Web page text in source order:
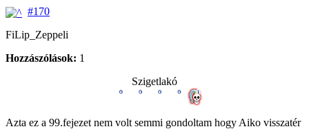
#170
FiLip_Zeppeli
Hozzászólások: 1
Szigetlakó
Azta ez a 99.fejezet nem volt semmi gondoltam hogy Aiko visszatér